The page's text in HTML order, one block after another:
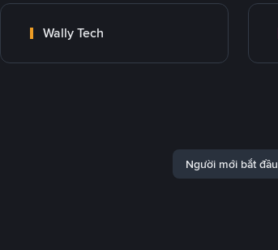
Wally Tech
Người mới bắt đầu